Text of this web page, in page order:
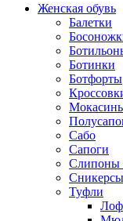
Женская обувь
Балетки
Ботинки
Ботфорты
Сабо
Сапоги
Слипоны
Сникерсы
Туфли